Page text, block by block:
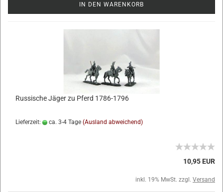
IN DEN WARENKORB
Russische Jäger zu Pferd 1786-1796
Lieferzeit: ca. 3-4 Tage (Ausland abweichend)
10,95 EUR
inkl. 19% MwSt. zzgl. Versand